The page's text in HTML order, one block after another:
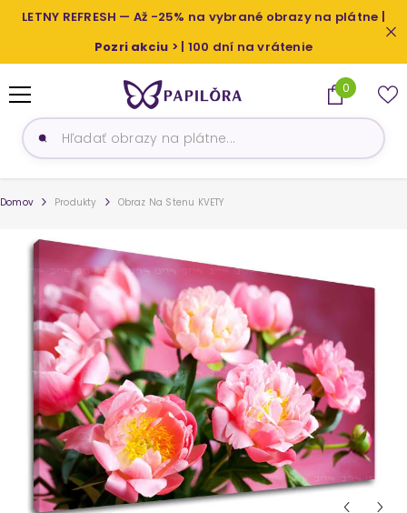
PRESKOČIŤ NA OBSAH
LETNY REFRESH — Až -25% na vybrané obrazy na plátne |
Pozri akciu > | 100 dní na vrátenie
0
0
produkty
Domov Produkty Obraz Na Stenu KVETY